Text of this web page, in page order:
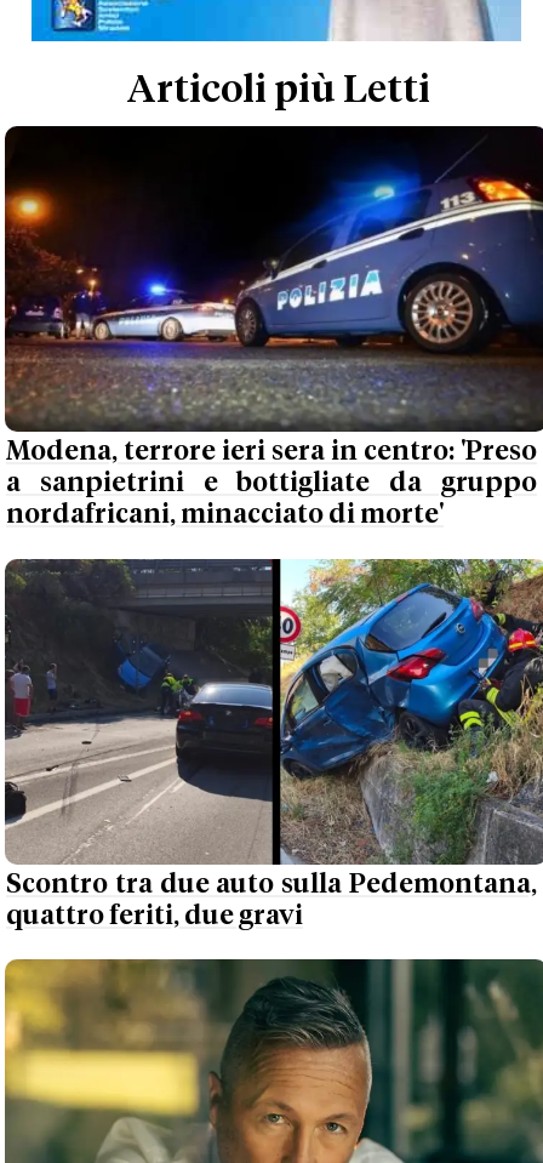
Articoli più Letti
Modena, terrore ieri sera in centro: 'Preso
a sanpietrini e bottigliate da gruppo
nordafricani, minacciato di morte'
Scontro tra due auto sulla Pedemontana,
quattro feriti, due gravi